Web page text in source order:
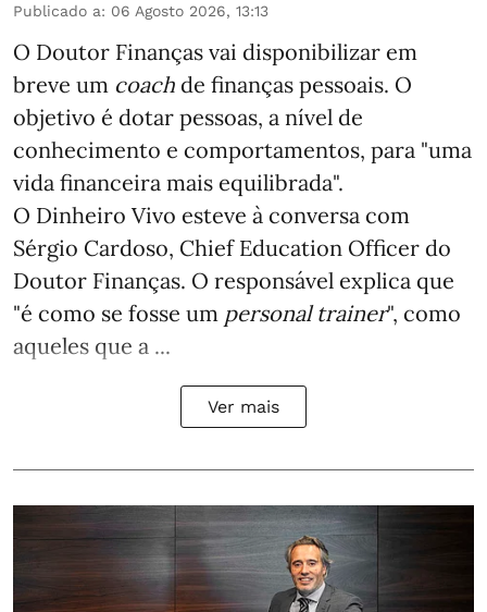
Publicado a: 06 Agosto 2026, 13:13
O Doutor Finanças vai disponibilizar em
breve um coach de finanças pessoais. O
objetivo é dotar pessoas, a nível de
conhecimento e comportamentos, para "uma
vida financeira mais equilibrada".
O Dinheiro Vivo esteve à conversa com
Sérgio Cardoso, Chief Education Officer do
Doutor Finanças. O responsável explica que
"é como se fosse um personal trainer", como
aqueles que a ...
Ver mais